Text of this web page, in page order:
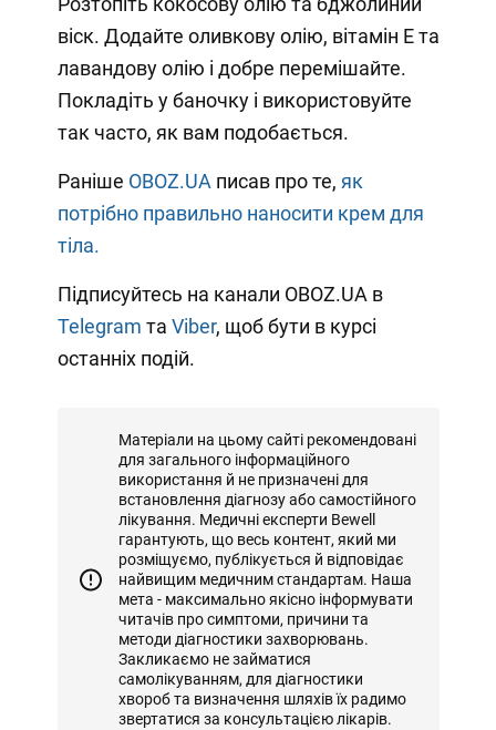
віск. Додайте оливкову олію, вітамін Е та
лавандову олію і добре перемішайте.
Покладіть у баночку і використовуйте
так часто, як вам подобається.
Раніше OBOZ.UA писав про те, як
потрібно правильно наносити крем для
тіла.
Підписуйтесь на канали OBOZ.UA в
Telegram та Viber, щоб бути в курсі
останніх подій.
Матеріали на цьому сайті рекомендовані
для загального інформаційного
використання й не призначені для
встановлення діагнозу або самостійного
лікування. Медичні експерти Bewell
гарантують, що весь контент, який ми
розміщуємо, публікується й відповідає
найвищим медичним стандартам. Наша
мета - максимально якісно інформувати
читачів про симптоми, причини та
методи діагностики захворювань.
Закликаємо не займатися
самолікуванням, для діагностики
хвороб та визначення шляхів їх радимо
звертатися за консультацією лікарів.